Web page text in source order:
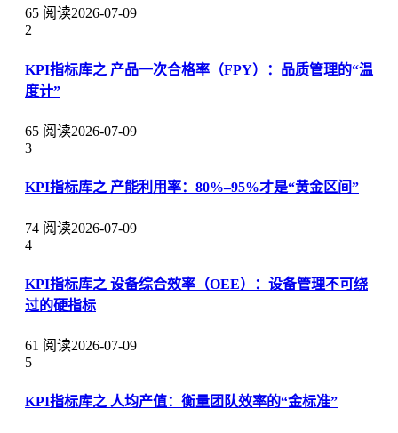
65 阅读2026-07-09
2
KPI指标库之 产品一次合格率（FPY）：品质管理的“温
度计”
65 阅读2026-07-09
3
KPI指标库之 产能利用率：80%–95%才是“黄金区间”
74 阅读2026-07-09
4
KPI指标库之 设备综合效率（OEE）：设备管理不可绕
过的硬指标
61 阅读2026-07-09
5
KPI指标库之 人均产值：衡量团队效率的“金标准”